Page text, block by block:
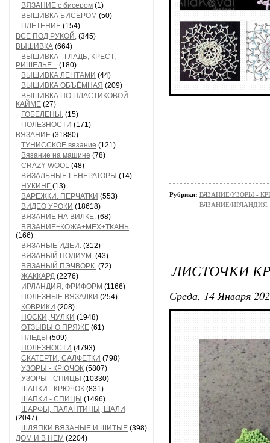
ВЯЗАНИЕ с бисером (1)
ВЫШИВКА БИСЕРОМ (50)
ПЛЕТЕНИЕ (154)
ВСЕ ПОД РУКОЙ, (345)
ВЫШИВКА (664)
ВЫШИВКА - ГЛАДЬ, КРЕСТ,
РИШЕЛЬЕ... (180)
ВЫШИВКА ЛЕНТАМИ (44)
ВЫШИВКА ОБЪЁМНАЯ (209)
ВЫШИВКА ПО ПЛАСТИКОВОЙ
КАЙМЕ (27)
ГОБЕЛЕНЫ. (15)
ПОЛЕЗНОСТИ (171)
ВЯЗАНИЕ (31880)
ТУНИССКОЕ вязание (121)
Вязание на машине (78)
CRAZY-WOOL (48)
ВЯЗАЛЬНЫЕ ГЕНЕРАТОРЫ (14)
НУКИНГ (13)
ВАРЕЖКИ. ПЕРЧАТКИ (553)
ВИДЕО УРОКИ (18618)
ВЯЗАНИЕ НА ВИЛКЕ. (68)
ВЯЗАНИЕ+КОЖА+МЕХ+ТКАНЬ
(166)
ВЯЗАНЫЕ ИДЕИ. (312)
ВЯЗАНЫЙ ПОДИУМ. (43)
ВЯЗАНЫЙ ПЭЧВОРК. (72)
ЖАККАРД (2276)
ИРЛАНДИЯ, ФРИФОРМ (1166)
ПОЛЕЗНЫЕ ВЯЗАЛКИ (254)
КОВРИКИ (208)
НОСКИ, ЧУЛКИ (1948)
ОТЗЫВЫ О ПРЯЖЕ (61)
ПЛЕДЫ (509)
ПОЛЕЗНОСТИ (4793)
СКАТЕРТИ, САЛФЕТКИ (798)
УЗОРЫ - КРЮЧОК (5807)
УЗОРЫ - СПИЦЫ (10330)
ШАПКИ - КРЮЧОК (831)
ШАПКИ - СПИЦЫ (1496)
ШАРФЫ, ПАЛАНТИНЫ, ШАЛИ
(2047)
ШЛЯПКИ ВЯЗАНЫЕ И ШИТЫЕ (398)
ДОМ И В НЕМ (2204)
Рубрики: ВЯЗАНИЕ/УЗОРЫ -
ВЯЗАНИЕ/
ЛИСТОЧКИ
Среда, 14 Января